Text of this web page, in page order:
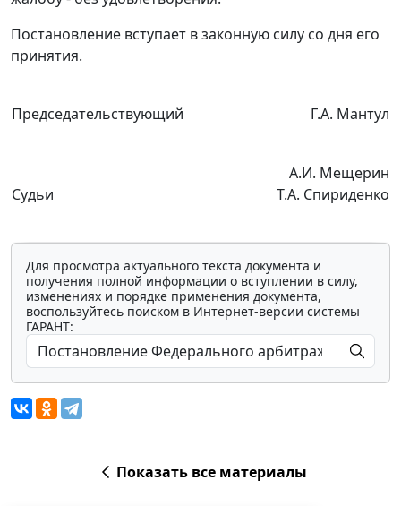
Постановление вступает в законную силу со дня его
принятия.
Председательствующий Г.А. Мантул
Судьи
А.И. Мещерин
Т.А. Спириденко
Для просмотра актуального текста документа и
получения полной информации о вступлении в силу,
изменениях и порядке применения документа,
воспользуйтесь поиском в Интернет-версии системы
ГАРАНТ:
Показать все материалы